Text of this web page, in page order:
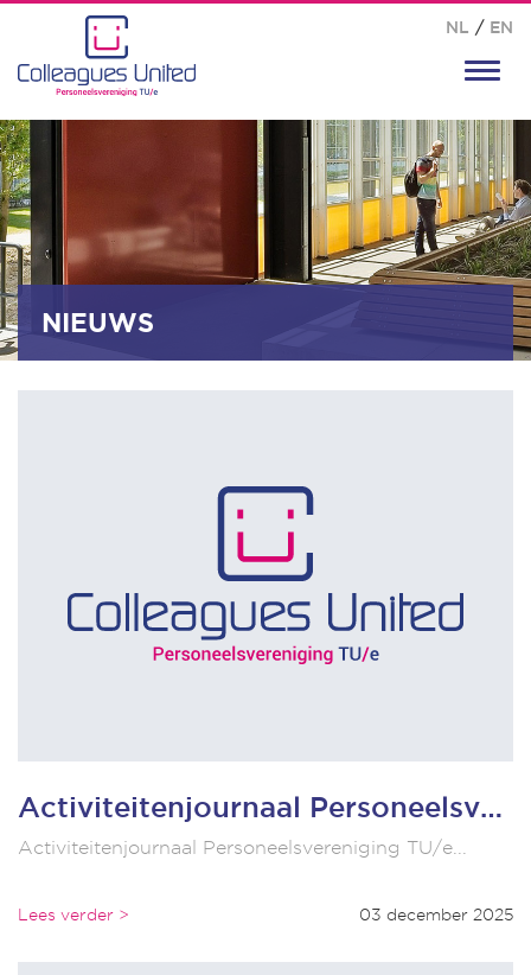
NL / EN
NIEUWS
Activiteitenjournaal Personeelsvereniging TU/e
Activiteitenjournaal Personeelsvereniging TU/e...
Lees verder > 03 december 2025